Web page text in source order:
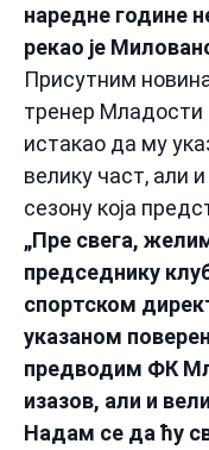
наредне године
рекао је
Присутним
тренер Младости
истакао да му
велику част, али
сезону која
„Пре свега,
председнику
спортском
указаном
предводим ФК
изазов, али и
Надам се да ћу